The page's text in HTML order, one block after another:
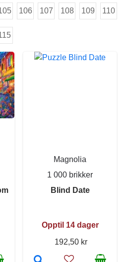
106 107 108 109 110
Magnolia
1 000 brikker
Blind Date
Opptil 14 dager
192,50 kr